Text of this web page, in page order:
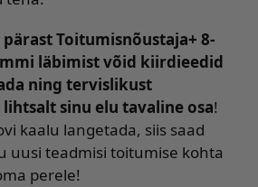
Toitumisnõustaja+ 8-
läbimist võid kiirdieedid
ning tervislikust
sinu elu tavaline osa!
kaalu langetada, siis saad
uusi teadmisi toitumise kohta
perele!